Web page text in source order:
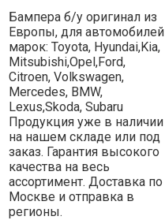
Бампера б/у оригинал из
Европы, для автомобилей
марок: Toyota, Hyundai,Kia,
Mitsubishi,Opel,Ford,
Citroen, Volkswagen,
Mercedes, BMW,
Lexus,Skoda, Subaru
Продукция уже в наличии
на нашем складе или под
заказ. Гарантия высокого
качества на весь
ассортимент. Доставка по
Москве и отправка в
регионы.